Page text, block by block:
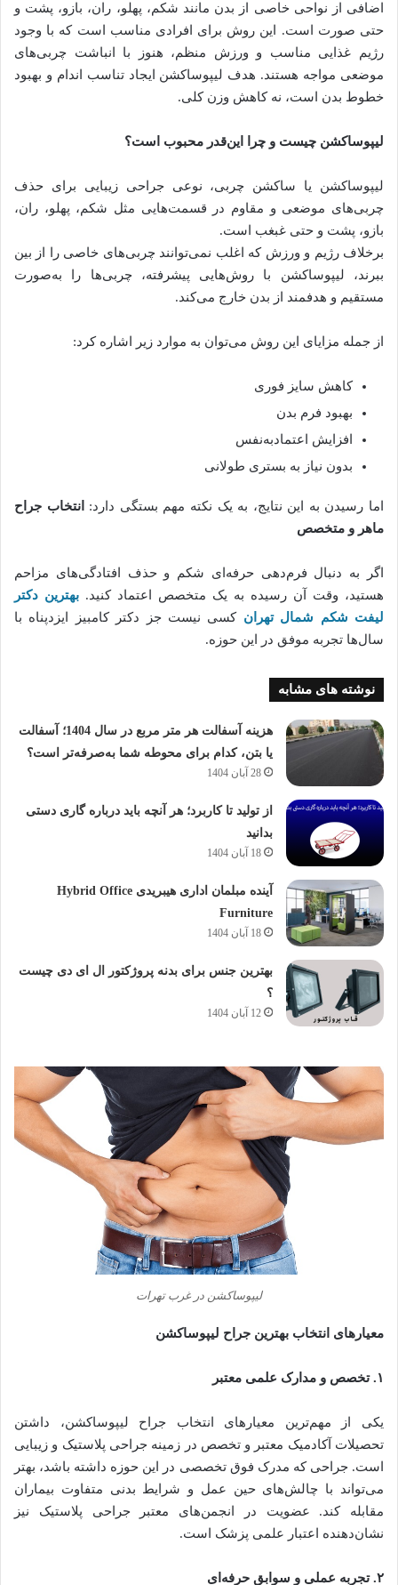
اضافی از نواحی خاصی از بدن مانند شکم، پهلو، ران، بازو، پشت و
حتی صورت است. این روش برای افرادی مناسب است که با وجود
رژیم غذایی مناسب و ورزش منظم، هنوز با انباشت چربی‌های
موضعی مواجه هستند. هدف لیپوساکشن ایجاد تناسب اندام و بهبود
خطوط بدن است، نه کاهش وزن کلی.
لیپوساکشن چیست و چرا این‌قدر محبوب است؟
لیپوساکشن یا ساکشن چربی، نوعی جراحی زیبایی برای حذف
چربی‌های موضعی و مقاوم در قسمت‌هایی مثل شکم، پهلو، ران،
بازو، پشت و حتی غبغب است.
برخلاف رژیم و ورزش که اغلب نمی‌توانند چربی‌های خاصی را از بین
ببرند، لیپوساکشن با روش‌هایی پیشرفته، چربی‌ها را به‌صورت
مستقیم و هدفمند از بدن خارج می‌کند.
از جمله مزایای این روش می‌توان به موارد زیر اشاره کرد:
کاهش سایز فوری
بهبود فرم بدن
افزایش اعتمادبه‌نفس
بدون نیاز به بستری طولانی
اما رسیدن به این نتایج، به یک نکته مهم بستگی دارد:
انتخاب جراح
ماهر و متخصص
اگر به دنبال فرم‌دهی حرفه‌ای شکم و حذف افتادگی‌های مزاحم
هستید، وقت آن رسیده به یک متخصص اعتماد کنید. بهترین دکتر
لیفت شکم شمال تهران کسی نیست جز دکتر کامبیز ایزدپناه با
سال‌ها تجربه موفق در این حوزه.
نوشته های مشابه
هزینه آسفالت هر متر مربع در سال 1404؛ آسفالت
یا بتن، کدام برای محوطه شما به‌صرفه‌تر است؟
28 آبان 1404
از تولید تا کاربرد؛ هر آنچه باید درباره گاری دستی
بدانید
18 آبان 1404
آینده مبلمان اداری هیبریدی Hybrid Office
Furniture
18 آبان 1404
بهترین جنس برای بدنه پروژکتور ال ای دی چیست
؟
12 آبان 1404
لیپوساکشن در غرب تهرات
معیارهای انتخاب بهترین جراح لیپوساکشن
۱. تخصص و مدارک علمی معتبر
یکی از مهم‌ترین معیارهای انتخاب جراح لیپوساکشن، داشتن
تحصیلات آکادمیک معتبر و تخصص در زمینه جراحی پلاستیک و زیبایی
است. جراحی که مدرک فوق تخصصی در این حوزه داشته باشد، بهتر
می‌تواند با چالش‌های حین عمل و شرایط بدنی متفاوت بیماران
مقابله کند. عضویت در انجمن‌های معتبر جراحی پلاستیک نیز
نشان‌دهنده اعتبار علمی پزشک است.
۲. تجربه عملی و سوابق حرفه‌ای